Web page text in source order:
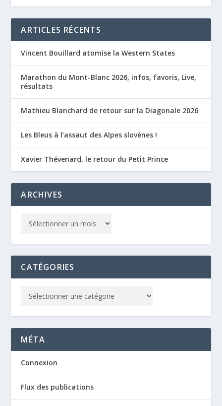
ARTICLES RÉCENTS
Vincent Bouillard atomise la Western States
Marathon du Mont-Blanc 2026, infos, favoris, Live,
résultats
Mathieu Blanchard de retour sur la Diagonale 2026
Les Bleus à l’assaut des Alpes slovènes !
Xavier Thévenard, le retour du Petit Prince
ARCHIVES
CATÉGORIES
MÉTA
Connexion
Flux des publications